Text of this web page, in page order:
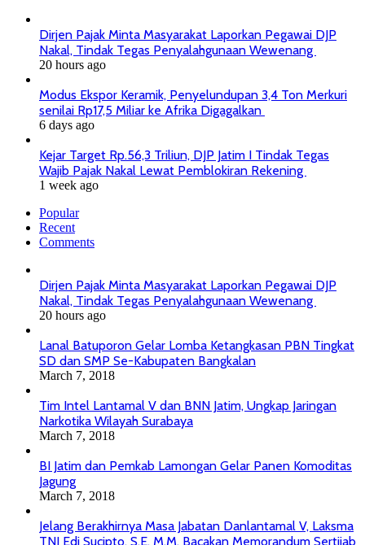
Dirjen Pajak Minta Masyarakat Laporkan Pegawai DJP
Nakal, Tindak Tegas Penyalahgunaan Wewenang
20 hours ago
Modus Ekspor Keramik, Penyelundupan 3,4 Ton Merkuri
senilai Rp17,5 Miliar ke Afrika Digagalkan
6 days ago
Kejar Target Rp.56,3 Triliun, DJP Jatim I Tindak Tegas
Wajib Pajak Nakal Lewat Pemblokiran Rekening
1 week ago
Popular
Recent
Comments
Dirjen Pajak Minta Masyarakat Laporkan Pegawai DJP
Nakal, Tindak Tegas Penyalahgunaan Wewenang
20 hours ago
Lanal Batuporon Gelar Lomba Ketangkasan PBN Tingkat
SD dan SMP Se-Kabupaten Bangkalan
March 7, 2018
Tim Intel Lantamal V dan BNN Jatim, Ungkap Jaringan
Narkotika Wilayah Surabaya
March 7, 2018
BI Jatim dan Pemkab Lamongan Gelar Panen Komoditas
Jagung
March 7, 2018
Jelang Berakhirnya Masa Jabatan Danlantamal V, Laksma
TNI Edi Sucipto, S.E. M.M. Bacakan Memorandum Sertijab